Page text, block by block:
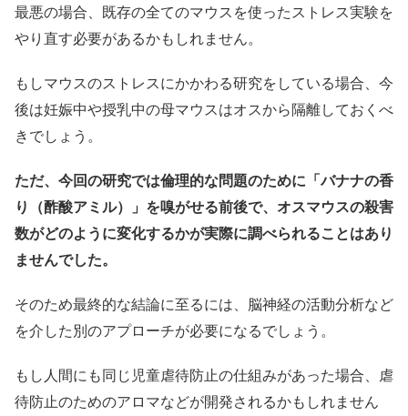
最悪の場合、既存の全てのマウスを使ったストレス実験を
やり直す必要があるかもしれません。
もしマウスのストレスにかかわる研究をしている場合、今
後は妊娠中や授乳中の母マウスはオスから隔離しておくべ
きでしょう。
ただ、今回の研究では倫理的な問題のために「バナナの香
り（酢酸アミル）」を嗅がせる前後で、オスマウスの殺害
数がどのように変化するかが実際に調べられることはあり
ませんでした。
そのため最終的な結論に至るには、脳神経の活動分析など
を介した別のアプローチが必要になるでしょう。
もし人間にも同じ児童虐待防止の仕組みがあった場合、虐
待防止のためのアロマなどが開発されるかもしれません